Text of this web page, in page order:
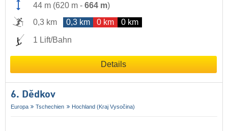
44 m (620 m - 664 m)
0,3 km
0,3 km 0 km 0 km
1 Lift/Bahn
Details
6. Dědkov
Europa Tschechien Hochland (Kraj Vysočina)